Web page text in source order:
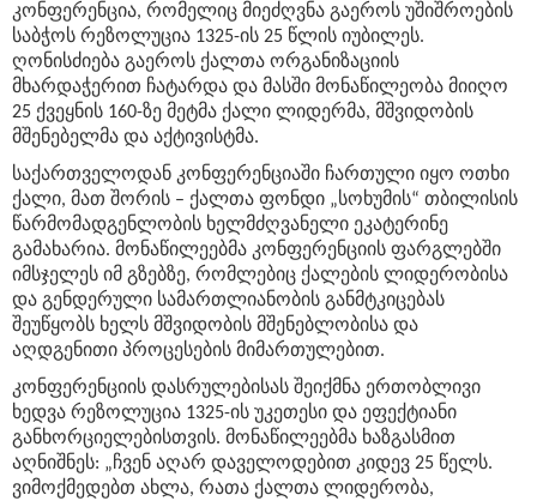
კონფერენცია, რომელიც მიეძღვნა გაეროს უშიშროების
საბჭოს რეზოლუცია 1325-ის 25 წლის იუბილეს.
ღონისძიება გაეროს ქალთა ორგანიზაციის
მხარდაჭერით ჩატარდა და მასში მონაწილეობა მიიღო
25 ქვეყნის 160-ზე მეტმა ქალი ლიდერმა, მშვიდობის
მშენებელმა და აქტივისტმა.
საქართველოდან კონფერენციაში ჩართული იყო ოთხი
ქალი, მათ შორის – ქალთა ფონდი „სოხუმის“ თბილისის
წარმომადგენლობის ხელმძღვანელი ეკატერინე
გამახარია. მონაწილეებმა კონფერენციის ფარგლებში
იმსჯელეს იმ გზებზე, რომლებიც ქალების ლიდერობისა
და გენდერული სამართლიანობის განმტკიცებას
შეუწყობს ხელს მშვიდობის მშენებლობისა და
აღდგენითი პროცესების მიმართულებით.
კონფერენციის დასრულებისას შეიქმნა ერთობლივი
ხედვა რეზოლუცია 1325-ის უკეთესი და ეფექტიანი
განხორციელებისთვის. მონაწილეებმა ხაზგასმით
აღნიშნეს: „ჩვენ აღარ დაველოდებით კიდევ 25 წელს.
ვიმოქმედებთ ახლა, რათა ქალთა ლიდერობა,